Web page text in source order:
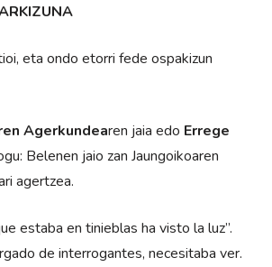
ondo etorri fede ospakizun
Agerkundearen jaia edo Errege
Belenen jaio zan Jaungoikoaren
agertzea.
en tinieblas ha visto la luz”.
de interrogantes, necesitaba ver.